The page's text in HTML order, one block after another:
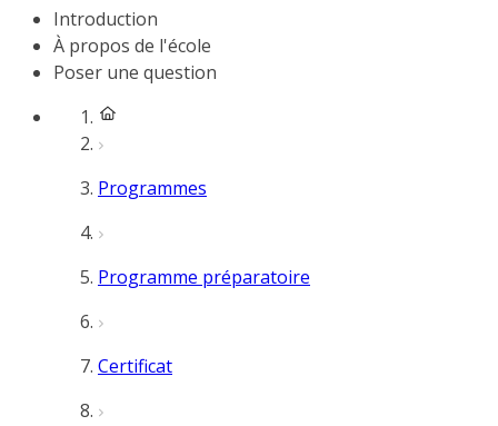
Introduction
À propos de l'école
Poser une question
Programmes
Programme préparatoire
Certificat